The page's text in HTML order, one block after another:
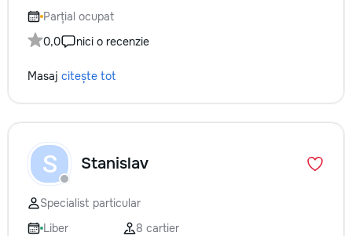
Parțial ocupat
0,0
nici o recenzie
Masaj citește tot
S Stanislav
Specialist particular
Liber
8 cartier